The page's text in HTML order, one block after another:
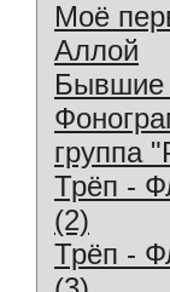
Моё
Аллой
Бывшие
группа
Трёп -
(2)
Трёп -